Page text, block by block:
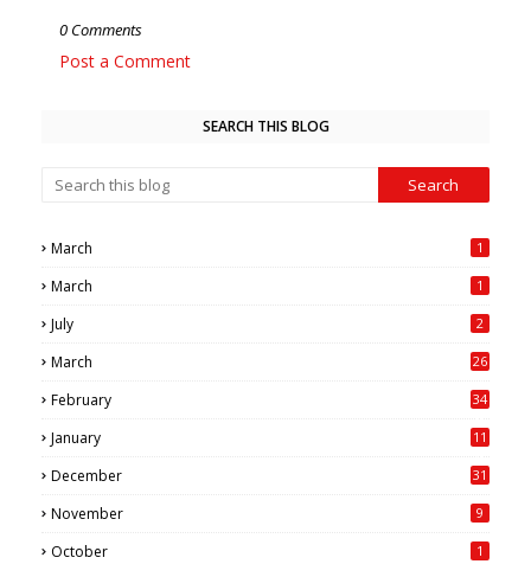
0 Comments
Post a Comment
SEARCH THIS BLOG
March 1
March 1
July 2
March
26
February
34
January
11
December 31
November 9
October 1